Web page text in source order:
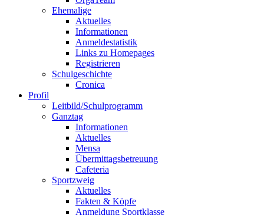
Ehemalige
Aktuelles
Informationen
Anmeldestatistik
Links zu Homepages
Registrieren
Schulgeschichte
Cronica
Profil
Leitbild/Schulprogramm
Ganztag
Informationen
Aktuelles
Mensa
Übermittagsbetreuung
Cafeteria
Sportzweig
Aktuelles
Fakten & Köpfe
Anmeldung Sportklasse